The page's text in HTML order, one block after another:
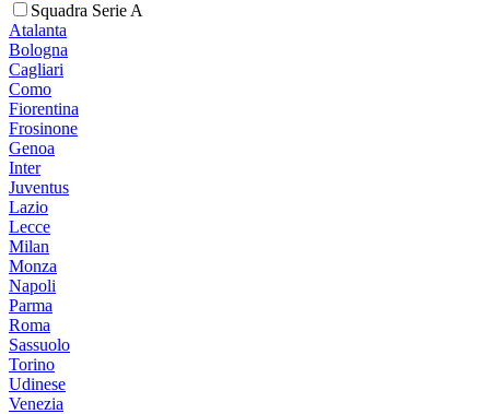
Squadra Serie A
Atalanta
Bologna
Cagliari
Como
Fiorentina
Frosinone
Genoa
Inter
Juventus
Lazio
Lecce
Milan
Monza
Napoli
Parma
Roma
Sassuolo
Torino
Udinese
Venezia